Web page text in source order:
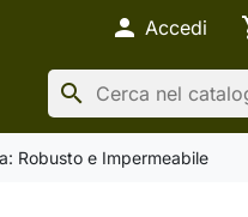
 Accedi
search
Robusto e Impermeabile